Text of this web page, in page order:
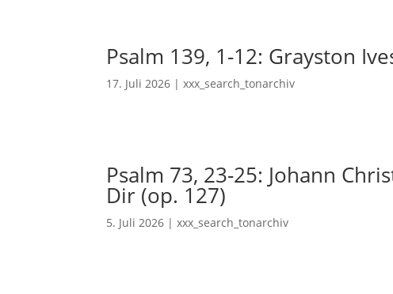
Psalm 139, 1-12: Grayston
17. Juli 2026 |xxx_search_tonarchiv
Psalm 73, 23-25: Johann
Dir (op. 127)
5. Juli 2026 |xxx_search_tonarchiv